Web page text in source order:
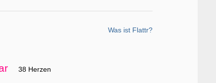
Was ist Flattr?
38 Herzen